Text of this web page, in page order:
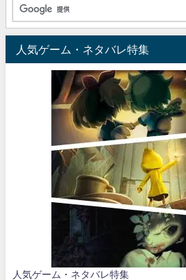
人気ゲーム・ネタバレ特集
人気ゲーム・ネタバレ特集